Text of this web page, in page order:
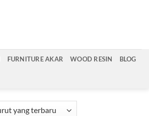
FURNITURE AKAR WOOD RESIN BLOG